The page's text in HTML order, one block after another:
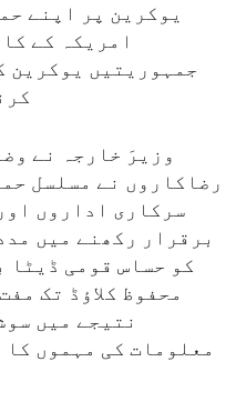
یوکرین پر اپنے
امریکہ کے
جمہوریتیں یوکرین
وزیرَ خارجہ نے
رضاکاروں نے مسلسل
سرکاری اداروں
برقرار رکھنے میں
کو حساس قومی ڈیٹا
محفوظ کلاؤڈ تک
نتیجے میں
معلومات کی مہموں